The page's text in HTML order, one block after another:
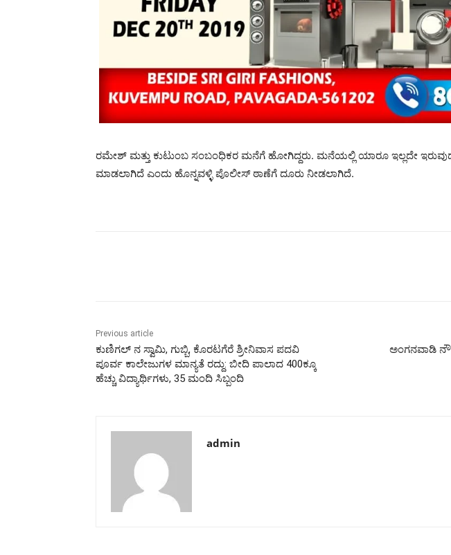
ರಮೇಶ್ ಮತ್ತು ಕುಟುಂಬ ಸಂಬಂಧಿಕರ ಮನೆಗೆ ಹೋಗಿದ್ದರು. ಮನೆಯಲ್ಲಿ ಯಾರೂ ಇಲ್ಲದೇ
ಮಾಡಲಾಗಿದೆ ಎಂದು ಹೊನ್ನವಳ್ಳಿ ಪೊಲೀಸ್ ಠಾಣೆಗೆ ದೂರು ನೀಡಲಾಗಿದೆ.
Previous article
ಕುಣಿಗಲ್ ನ ಸ್ವಾಮಿ, ಗುಬ್ಬಿ, ಕೊರಟಗೆರೆ ಶ್ರೀನಿವಾಸ ಪದವಿ
ಪೂರ್ವ ಕಾಲೇಜುಗಳ ಮಾನ್ಯತೆ ರದ್ದು: ಬೀದಿ ಪಾಲಾದ 400ಕ್ಕೂ
ಹೆಚ್ಚು ವಿದ್ಯಾರ್ಥಿಗಳು, 35 ಮಂದಿ ಸಿಬ್ಬಂದಿ
ಅಂಗನವಾಡಿ
admin